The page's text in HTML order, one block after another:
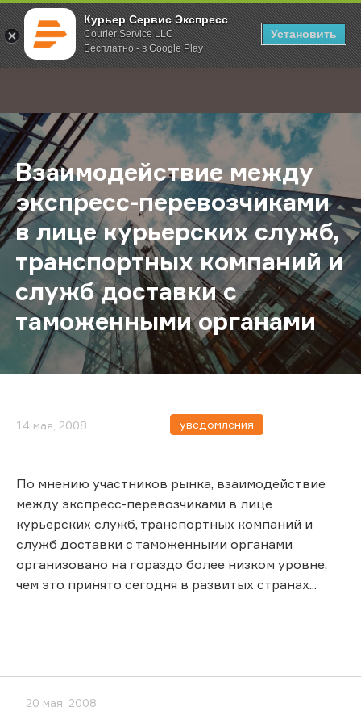
Курьер Сервис Экспресс
Courier Service LLC
Бесплатно - в Google Play
Установить
; Главная О компании Новости Взаимодействие между
Взаимодействие между
экспресс-перевозчиками
в лице курьерских служб,
транспортных компаний и
служб доставки с
таможенными органами
14 мая, 2008 уведомления
По мнению участников рынка, взаимодействие
между экспресс-перевозчиками в лице
курьерских служб, транспортных компаний и
служб доставки с таможенными органами
организовано на гораздо более низком уровне,
чем это принято сегодня в развитых странах...
20 мая, 2008